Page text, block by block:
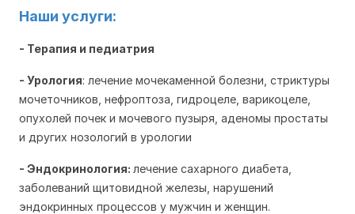
Наши услуги:
- Терапия и педиатрия
- Урология: лечение мочекаменной болезни, стриктуры
мочеточников, нефроптоза, гидроцеле, варикоцеле,
опухолей почек и мочевого пузыря, аденомы простаты
и других нозологий в урологии
- Эндокринология: лечение сахарного диабета,
заболеваний щитовидной железы, нарушений
эндокринных процессов у мужчин и женщин.